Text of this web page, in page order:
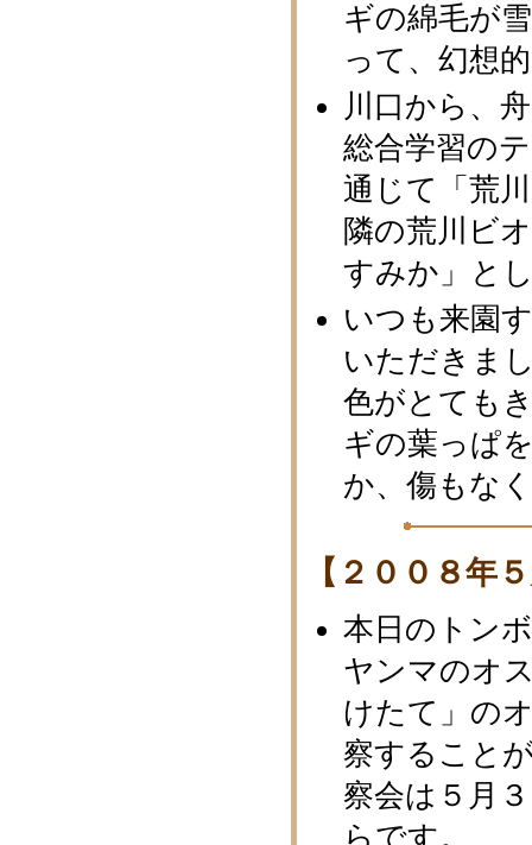
ギの綿毛が
って、幻想
川口から、
総合学習の
通じて「荒
隣の荒川ビ
すみか」と
いつも来園
いただきま
色がとても
ギの葉っぱ
か、傷もな
【２００８年
本日のトン
ヤンマのオ
けたて」の
察すること
察会は５月
らです。